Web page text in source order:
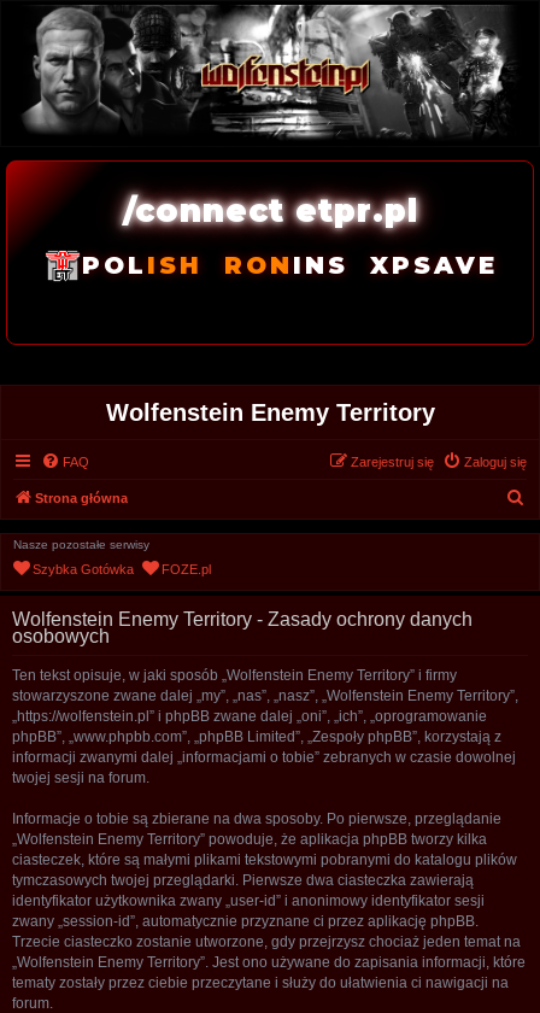
/connect etpr.pl
POL ISH RONINS XPSAVE
Wolfenstein Enemy Territory
FAQ Zaloguj się
Zarejestruj się
Strona główna
Nasze pozostałe serwisy
Szybka Gotówka FOZE.pl
Wolfenstein Enemy Territory - Zasady ochrony danych
osobowych
Ten tekst opisuje, w jaki sposób „Wolfenstein Enemy Territory” i firmy
stowarzyszone zwane dalej „my”, „nas”, „nasz”, „Wolfenstein Enemy Territory”,
„https://wolfenstein.pl” i phpBB zwane dalej „oni”, „ich”, „oprogramowanie
phpBB”, „www.phpbb.com”, „phpBB Limited”, „Zespoły phpBB”, korzystają z
informacji zwanymi dalej „informacjami o tobie” zebranych w czasie dowolnej
twojej sesji na forum.
Informacje o tobie są zbierane na dwa sposoby. Po pierwsze, przeglądanie
„Wolfenstein Enemy Territory” powoduje, że aplikacja phpBB tworzy kilka
ciasteczek, które są małymi plikami tekstowymi pobranymi do katalogu plików
tymczasowych twojej przeglądarki. Pierwsze dwa ciasteczka zawierają
identyfikator użytkownika zwany „user-id” i anonimowy identyfikator sesji
zwany „session-id”, automatycznie przyznane ci przez aplikację phpBB.
Trzecie ciasteczko zostanie utworzone, gdy przejrzysz chociaż jeden temat na
„Wolfenstein Enemy Territory”. Jest ono używane do zapisania informacji, które
tematy zostały przez ciebie przeczytane i służy do ułatwienia ci nawigacji na
forum.